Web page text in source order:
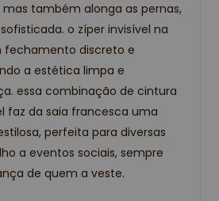
também alonga as pernas,
o zíper invisível na
fechamento discreto e
a estética limpa e
essa combinação de cintura
faz da saia francesca uma
perfeita para diversas
a eventos sociais, sempre
de quem a veste.